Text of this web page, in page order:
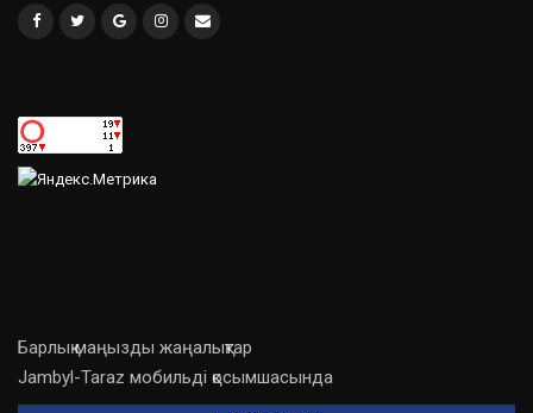
Барлық маңызды жаңалықтар
Jambyl-Taraz мобильді қосымшасында